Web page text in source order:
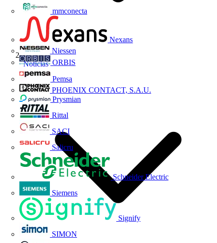
mmconecta
Nexans
Niessen
ORBIS
Pemsa
PHOENIX CONTACT, S.A.U.
Prysmian
Rittal
SACI
Salicru
Schneider Electric
Siemens
Signify
SIMON
Noticias